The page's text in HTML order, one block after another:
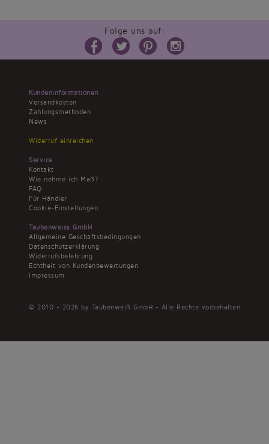
Folge uns auf:
Kundeninformationen
Versandkosten
Zahlungsmethoden
News
Widerruf einreichen
Service
Kontakt
Wie nehme ich Maß?
FAQ
Für Händler
Cookie-Einstellungen
Taubenweiss GmbH
Allgemeine Geschäftsbedingungen
Datenschutzerklärung
Widerrufsbelehrung
Echtheit von Kundenbewertungen
Impressum
© 2010 - 2026 by Taubenweiß GmbH - Alle Rechte vorbehalten